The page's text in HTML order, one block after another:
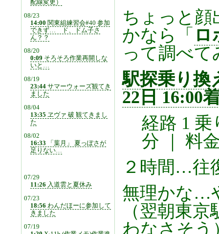
配線変更）
08/23
14:00 関東組練習会#40 参加
できず… ド、ドム子さ
ん？？
08/20
0:09 そろそろ作業再開しな
いと…
08/19
23:44サマーウォーズ観てき
ました
08/04
13:35 ヱヴァ 破 観てきまし
た
08/02
16:33 「葉月」 夏っぽさが
足りない…
07/29
11:26 入道雲と夏休み
07/23
18:56 わんだほーに参加して
きました
07/19
ちょっと顔
かなら「 ロ
って調べて
駅探乗り換
22日 16:00
経路 1 乗
分 ｜ 料
２時間…
無理かな…
（翌朝東
わなさそう